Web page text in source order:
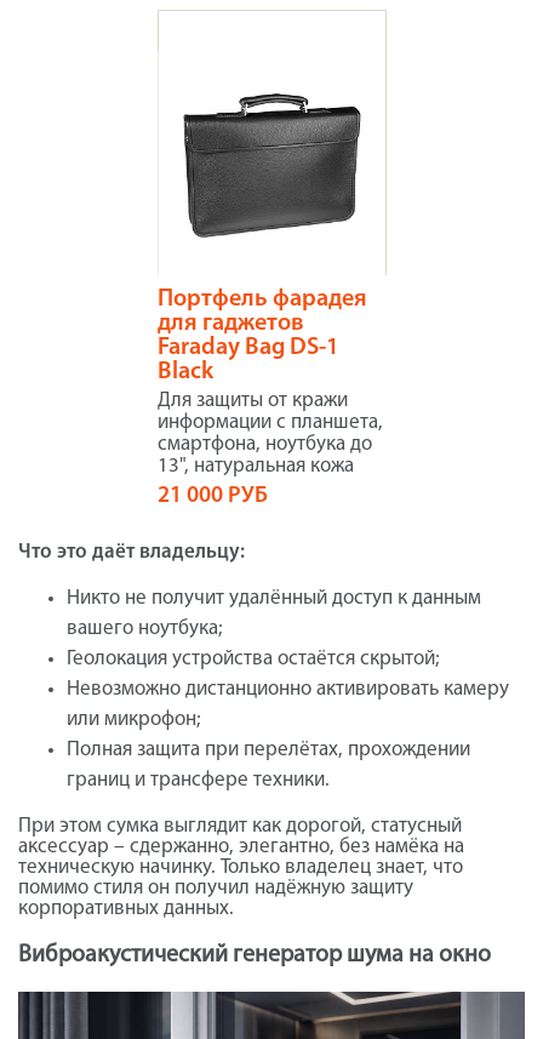
Портфель фарадея
для гаджетов
Faraday Bag DS-1
Black
Для защиты от кражи
информации с планшета,
смартфона, ноутбука до
13", натуральная кожа
21 000 РУБ
Что это даёт владельцу:
Никто не получит удалённый доступ к данным
вашего ноутбука;
Геолокация устройства остаётся скрытой;
Невозможно дистанционно активировать камеру
или микрофон;
Полная защита при перелётах, прохождении
границ и трансфере техники.
При этом сумка выглядит как дорогой, статусный
аксессуар – сдержанно, элегантно, без намёка на
техническую начинку. Только владелец знает, что
помимо стиля он получил надёжную защиту
корпоративных данных.
Виброакустический генератор шума на окно